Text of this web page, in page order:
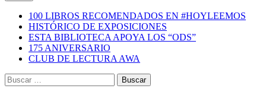
100 LIBROS RECOMENDADOS EN #HOYLEEMOS
HISTÓRICO DE EXPOSICIONES
ESTA BIBLIOTECA APOYA LOS “ODS”
175 ANIVERSARIO
CLUB DE LECTURA AWA
Buscar: